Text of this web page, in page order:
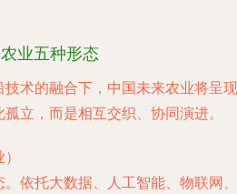
业五种形态
术的融合下，中国未来农业将呈现
立，而是相互交织、协同演进。
。依托大数据、人工智能、物联网、